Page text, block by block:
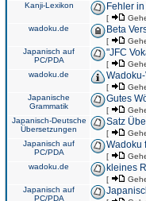
Kanji-Lexikon Fehler
[
wadoku.de Beta
[
Japanisch auf
PC/PDA
"JFC
[
wadoku.de
[
Japanische
Grammatik
Gutes
[
Japanisch-Deutsche
Übersetzungen
Satz
[
Japanisch auf
PC/PDA
Wadoku
[
wadoku.de kleines
[
Japanisch auf
PC/PDA